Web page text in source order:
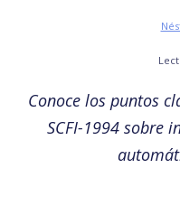
Conoce los puntos
SCFI-1994 sobre